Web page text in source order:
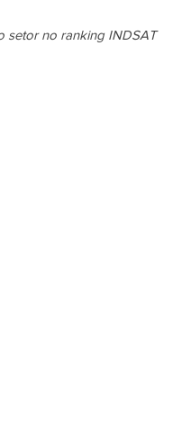
setor no ranking INDSAT